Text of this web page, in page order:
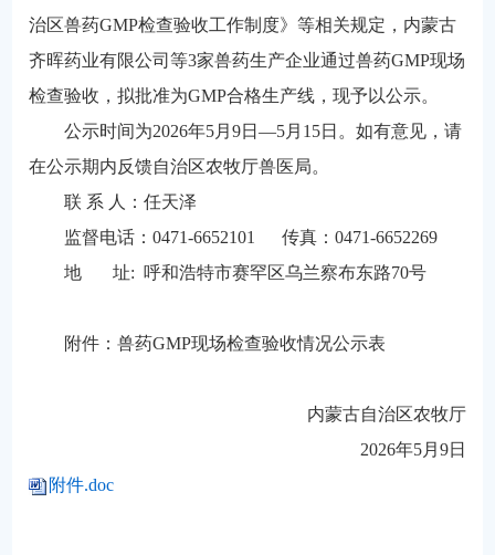
治区兽药GMP检查验收工作制度》等相关规定，内蒙古
齐晖药业有限公司等3家兽药生产企业通过兽药GMP现场
检查验收，拟批准为GMP合格生产线，现予以公示。
公示时间为2026年5月9日—5月15日。如有意见，请
在公示期内反馈自治区农牧厅兽医局。
联 系 人：任天泽
监督电话：0471-6652101 传真：0471-6652269
地 址: 呼和浩特市赛罕区乌兰察布东路70号
附件：兽药GMP现场检查验收情况公示表
内蒙古自治区农牧厅
2026年5月9日
附件.doc